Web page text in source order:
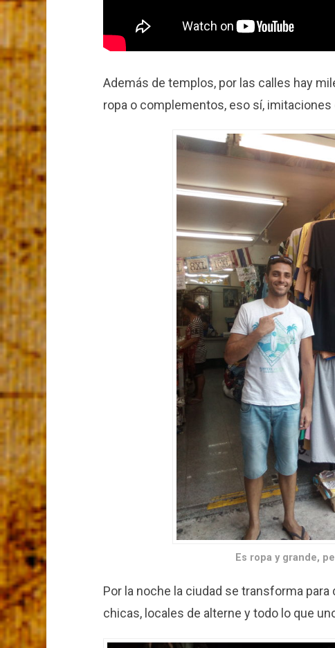
Además de templos, por las calles hay
ropa o complementos, eso sí,
Es ropa y grande,
Por la noche la ciudad se transforma
chicas, locales de alterne y todo lo que